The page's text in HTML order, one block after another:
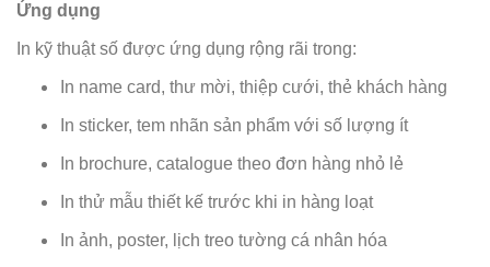
Ứng dụng
In kỹ thuật số được ứng dụng rộng rãi trong:
In name card, thư mời, thiệp cưới, thẻ khách hàng
In sticker, tem nhãn sản phẩm với số lượng ít
In brochure, catalogue theo đơn hàng nhỏ lẻ
In thử mẫu thiết kế trước khi in hàng loạt
In ảnh, poster, lịch treo tường cá nhân hóa